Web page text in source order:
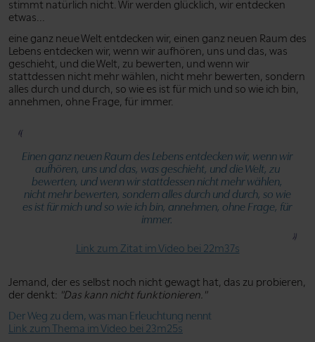
stimmt natürlich nicht. Wir werden glücklich, wir entdecken
etwas...
eine ganz neue Welt entdecken wir, einen ganz neuen Raum des
Lebens entdecken wir, wenn wir aufhören, uns und das, was
geschieht, und die Welt, zu bewerten, und wenn wir
stattdessen nicht mehr wählen, nicht mehr bewerten, sondern
alles durch und durch, so wie es ist für mich und so wie ich bin,
annehmen, ohne Frage, für immer.
Einen ganz neuen Raum des Lebens entdecken wir, wenn wir
aufhören, uns und das, was geschieht, und die Welt, zu
bewerten, und wenn wir stattdessen nicht mehr wählen,
nicht mehr bewerten, sondern alles durch und durch, so wie
es ist für mich und so wie ich bin, annehmen, ohne Frage, für
immer.
Link zum Zitat im Video bei 22m37s
Jemand, der es selbst noch nicht gewagt hat, das zu probieren,
der denkt: "Das kann nicht funktionieren."
Der Weg zu dem, was man Erleuchtung nennt
Link zum Thema im Video bei 23m25s